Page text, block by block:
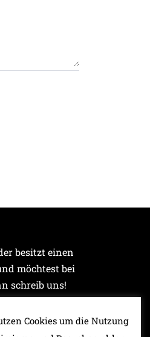
besitzt einen
möchtest bei
schreib uns!
Cookies um die Nutzung